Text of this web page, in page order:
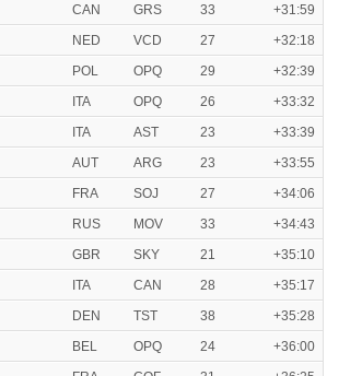
CAN GRS 33
+31:59
NED VCD 27
+32:18
POL OPQ 29
+32:39
ITA OPQ 26
+33:32
ITA AST 23
+33:39
AUT ARG 23
+33:55
FRA SOJ 27
+34:06
RUS MOV 33
+34:43
GBR SKY 21
+35:10
ITA CAN 28
+35:17
DEN TST 38
+35:28
BEL OPQ 24
+36:00